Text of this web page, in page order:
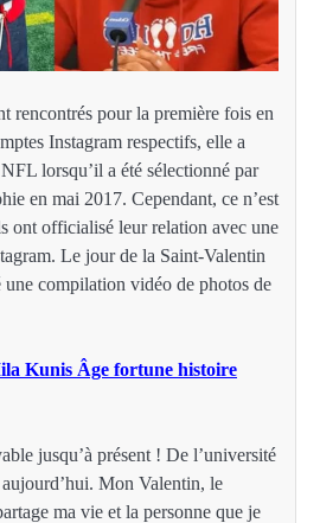
rencontrés pour la première fois en
Instagram respectifs, elle a
lorsqu’il a été sélectionné par
en mai 2017. Cependant, ce n’est
ont officialisé leur relation avec une
Le jour de la Saint-Valentin
compilation vidéo de photos de
Kunis Âge fortune histoire
jusqu’à présent ! De l’université
Mon Valentin, le
ma vie et la personne que je